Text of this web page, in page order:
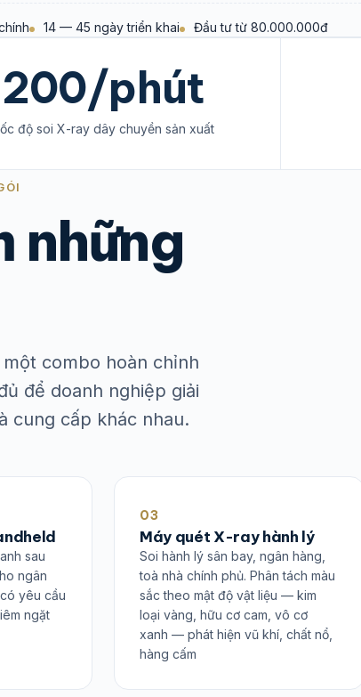
14 — 45 ngày triển khai Đầu tư từ 80.000.000đ
200/phút
độ soi X-ray dây chuyền sản xuất
những
combo hoàn chỉnh
để doanh nghiệp giải
cung cấp khác nhau.
sau
ngân
yêu cầu
ngặt
03
Máy quét X-ray hành lý
Soi hành lý sân bay, ngân hàng,
toà nhà chính phủ. Phân tách màu
sắc theo mật độ vật liệu — kim
loại vàng, hữu cơ cam, vô cơ
xanh — phát hiện vũ khí, chất nổ,
hàng cấm